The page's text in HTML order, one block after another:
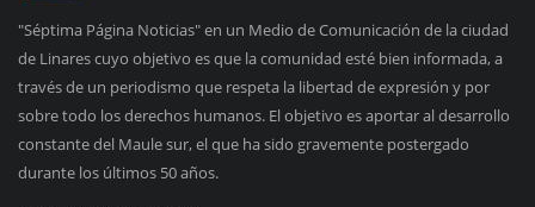
"Séptima Página Noticias" en un Medio de Comunicación de la ciudad
de Linares cuyo objetivo es que la comunidad esté bien informada, a
través de un periodismo que respeta la libertad de expresión y por
sobre todo los derechos humanos. El objetivo es aportar al desarrollo
constante del Maule sur, el que ha sido gravemente postergado
durante los últimos 50 años.